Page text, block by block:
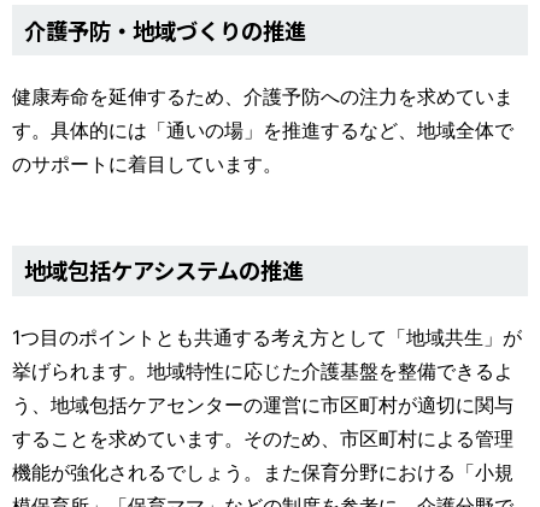
介護予防・地域づくりの推進
健康寿命を延伸するため、介護予防への注力を求めていま
す。具体的には「通いの場」を推進するなど、地域全体で
のサポートに着目しています。
地域包括ケアシステムの推進
1つ目のポイントとも共通する考え方として「地域共生」が
挙げられます。地域特性に応じた介護基盤を整備できるよ
う、地域包括ケアセンターの運営に市区町村が適切に関与
することを求めています。そのため、市区町村による管理
機能が強化されるでしょう。また保育分野における「小規